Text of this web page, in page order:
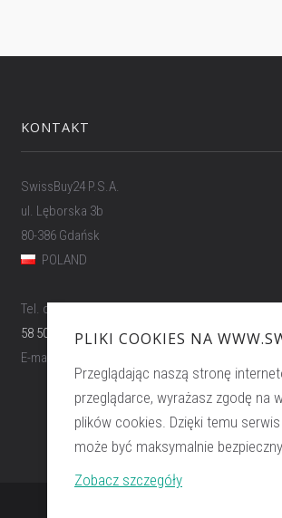
PLIKI COOKIES NA
Przeglądając naszą stronę
przeglądarce, wyrażasz zgodę na
plików cookies. Dzięki temu
może być maksymalnie
Zobacz szczegóły
KONTAKT
SwissBuy24 P.S.A.
ul. Lęborska 3b
80-386 Gdańsk
POLAND
Tel. obsługa w Polsce:
58 500 81 66
E-mail: